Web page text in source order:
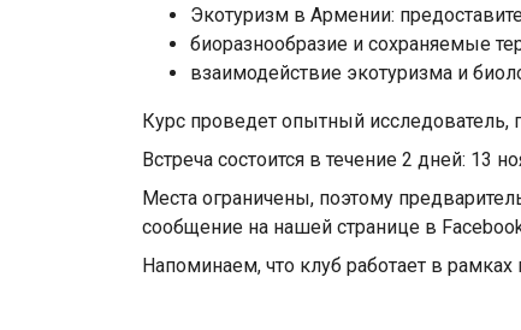
Экотуризм в Армении:
биоразнообразие и сохраняемые
взаимодействие экотуризма и
Курс проведет опытный исследователь,
Встреча состоится в течение 2 дней: 13
Места ограничены, поэтому
сообщение на нашей странице в
Напоминаем, что клуб работает в